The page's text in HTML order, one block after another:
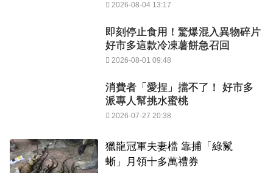
2026-08-04 13:17
即刻停止食用！驚爆混入異物碎片
好市多這款冷凍薯餅急召回
2026-08-01 09:48
消費者「愛捏」擋不了！ 好市多
派專人幫挑水蜜桃
2026-07-27 20:38
獵龍冠軍夫妻檔 靠捕「綠鬣
蜥」月領十多萬禮券